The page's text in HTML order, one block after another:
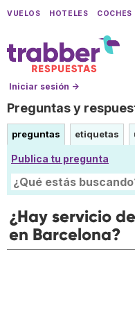
VUELOS HOTELES COCHES
Iniciar sesión →
Preguntas y
preguntas etiquetas
Publica tu pregunta
¿Hay servicio
en Barcelona?